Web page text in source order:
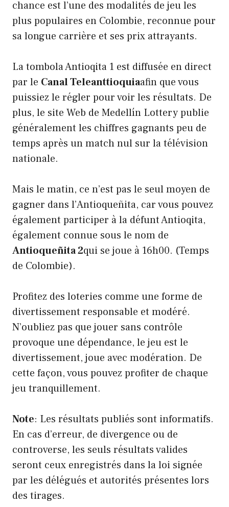
chance est l’une des modalités de jeu les
plus populaires en Colombie, reconnue pour
sa longue carrière et ses prix attrayants.
La tombola Antioqita 1 est diffusée en direct
par le Canal Teleanttioquiaafin que vous
puissiez le régler pour voir les résultats. De
plus, le site Web de Medellín Lottery publie
généralement les chiffres gagnants peu de
temps après un match nul sur la télévision
nationale.
Mais le matin, ce n’est pas le seul moyen de
gagner dans l’Antioqueñita, car vous pouvez
également participer à la défunt Antioqita,
également connue sous le nom de
Antioqueñita 2qui se joue à 16h00. (Temps
de Colombie).
Profitez des loteries comme une forme de
divertissement responsable et modéré.
N’oubliez pas que jouer sans contrôle
provoque une dépendance, le jeu est le
divertissement, joue avec modération. De
cette façon, vous pouvez profiter de chaque
jeu tranquillement.
Note: Les résultats publiés sont informatifs.
En cas d’erreur, de divergence ou de
controverse, les seuls résultats valides
seront ceux enregistrés dans la loi signée
par les délégués et autorités présentes lors
des tirages.